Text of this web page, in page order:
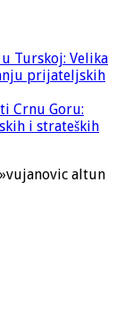
Turskoj: Velika
prijateljskih
Crnu Goru:
i strateških
»vujanovic altun